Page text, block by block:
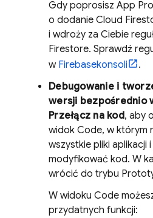
Gdy poprosisz App
o dodanie Cloud
i wdroży za Ciebie
Firestore. Sprawdź
w Firebasekonsoli
.
Debugowanie i
wersji bezpośrednio
Przełącz na kod, aby
widok Code, w którym
wszystkie pliki aplikacji
modyfikować kod. W
wrócić do trybu
W widoku Code
przydatnych funkcji: